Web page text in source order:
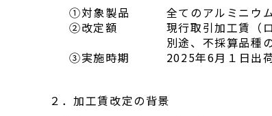
①対象製品
全てのアルミニウム
②改定額
現行取引加工賃（ロ
別途、不採算品種の
③実施時期
2025年6月１日出荷
２．加工賃改定の背景